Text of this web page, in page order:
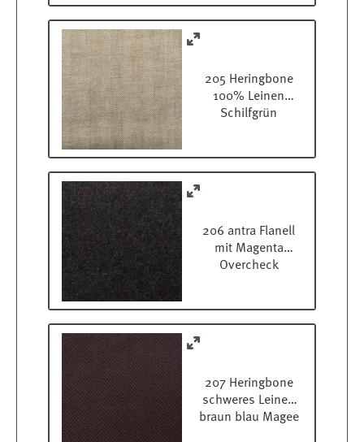
205 Heringbone
100% Leinen
Schilfgrün
206 antra Flanell
mit Magenta
Overcheck
207 Heringbone
schweres Leinen
braun blau Magee